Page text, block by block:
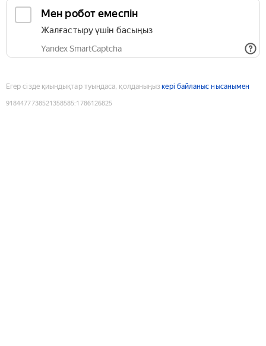
Мен робот емеспін
Жалғастыру үшін басыңыз
Yandex SmartCaptcha
Егер сізде қиындықтар туындаса, қолданыңыз кері байланыс нысанымен
9184477738521358585:1786126825